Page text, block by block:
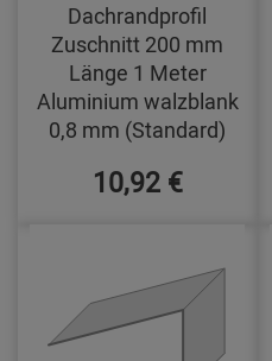
Dachrandprofil
Zuschnitt 200 mm
Länge 1 Meter
Aluminium walzblank
0,8 mm (Standard)
10,92 €